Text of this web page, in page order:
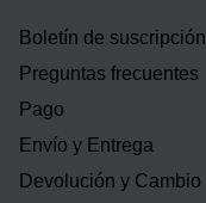
Boletín de suscripción
Preguntas frecuentes
Pago
Envío y Entrega
Devolución y Cambio